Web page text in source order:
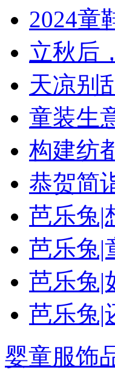
​2024童
立秋后
天凉别
童装生
构建纺
恭贺简
芭乐兔|
芭乐兔|
芭乐兔|
芭乐兔|
婴童服饰